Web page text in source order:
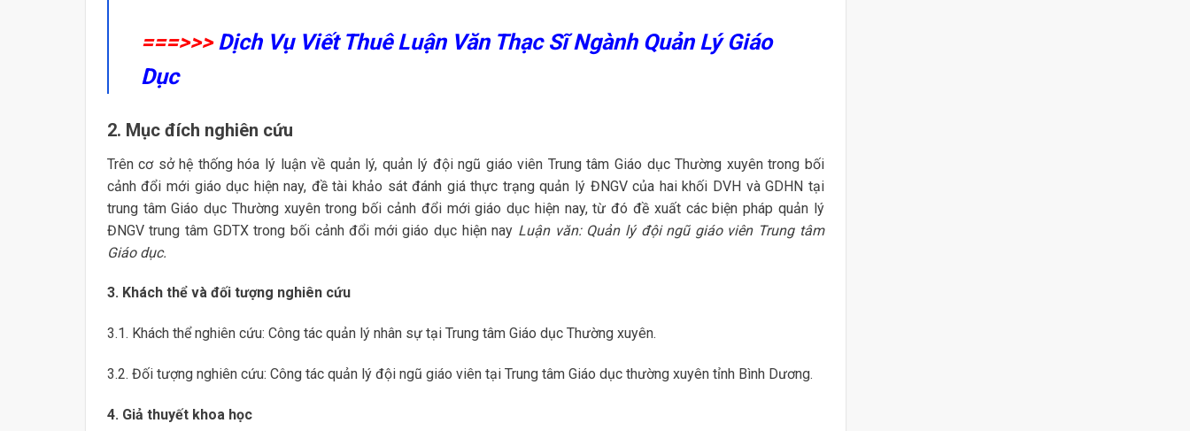
===>>> Dịch Vụ Viết Thuê Luận Văn Thạc Sĩ Ngành Quản Lý Giáo
Dục
2. Mục đích nghiên cứu
Trên cơ sở hệ thống hóa lý luận về quản lý, quản lý đội ngũ giáo viên Trung tâm Giáo dục Thường xuyên trong bối
cảnh đổi mới giáo dục hiện nay, đề tài khảo sát đánh giá thực trạng quản lý ĐNGV của hai khối DVH và GDHN tại
trung tâm Giáo dục Thường xuyên trong bối cảnh đổi mới giáo dục hiện nay, từ đó đề xuất các biện pháp quản lý
ĐNGV trung tâm GDTX trong bối cảnh đổi mới giáo dục hiện nay Luận văn: Quản lý đội ngũ giáo viên Trung tâm
Giáo dục.
3. Khách thể và đối tượng nghiên cứu
3.1. Khách thể nghiên cứu: Công tác quản lý nhân sự tại Trung tâm Giáo dục Thường xuyên.
3.2. Đối tượng nghiên cứu: Công tác quản lý đội ngũ giáo viên tại Trung tâm Giáo dục thường xuyên tỉnh Bình Dương.
4. Giả thuyết khoa học